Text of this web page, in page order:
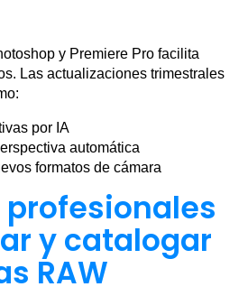
y Premiere Pro facilita
Las actualizaciones trimestrales
por IA
automática
formatos de cámara
y catalogar
RAW